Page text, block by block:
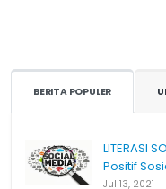
BERITA POPULER
LITERASI
Positif
Jul 13, 2021